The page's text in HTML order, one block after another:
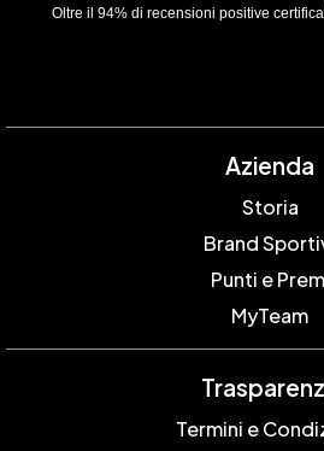
Oltre il 94% di recensioni positive
Azienda
Storia
Brand
Punti e
MyTeam
Termini e